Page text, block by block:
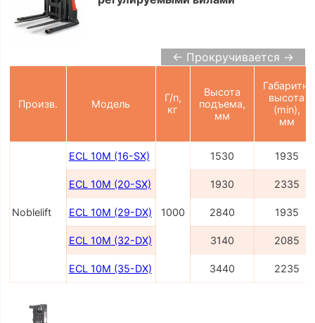
← Прокручивается →
Произв. Модель
Г/п,
кг
Высота
подъема,
мм
Габаритн.
высота
(min),
мм
Noblelift
ECL 10M (16-SX)
1000
1530 1935
ECL 10M (20-SX) 1930 2335
ECL 10M (29-DX) 2840 1935
ECL 10M (32-DX) 3140 2085
ECL 10M (35-DX) 3440 2235